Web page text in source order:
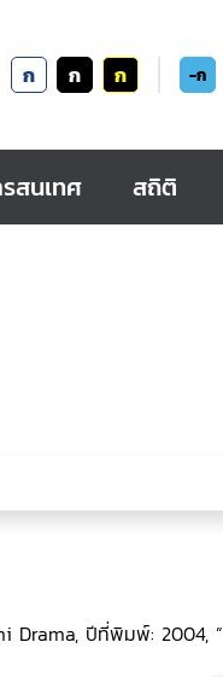
ก ก ก -ก
สนเทศ สถิติ
Drama, ปีที่พิมพ์: 2004, ”